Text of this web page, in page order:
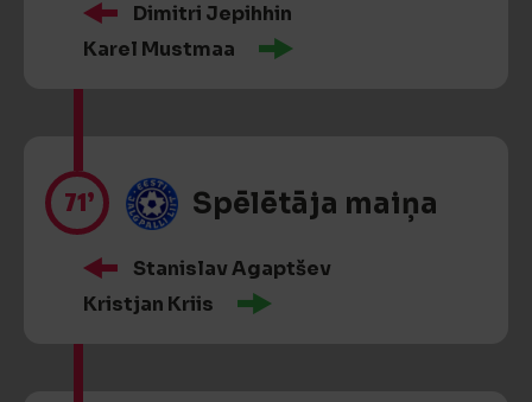
Dimitri Jepihhin
Karel Mustmaa
71’ Spēlētāja maiņa
Stanislav Agaptšev
Kristjan Kriis